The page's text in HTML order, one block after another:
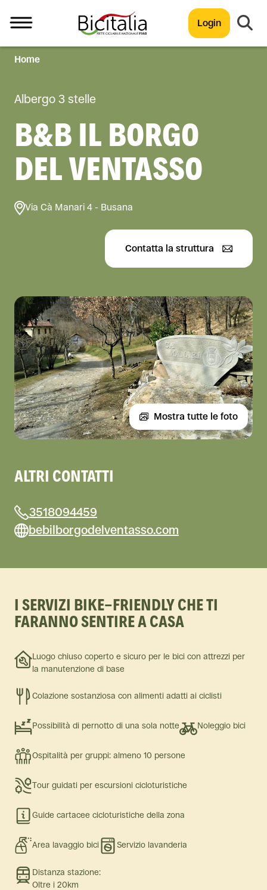
Login
TUTTO
Home
Albergo 3 stelle
B&B IL BORGO
DEL VENTASSO
Via Cà Manari 4 - Busana
Contatta la struttura
Mostra tutte le foto
ALTRI CONTATTI
3518094459
bebilborgodelventasso.com
I SERVIZI BIKE-FRIENDLY CHE TI
FARANNO SENTIRE A CASA
Luogo chiuso coperto e sicuro per le bici con attrezzi per
la manutenzione di base
Colazione sostanziosa con alimenti adatti ai ciclisti
Possibilità di pernotto di una sola notte Noleggio bici
Ospitalità per gruppi: almeno 10 persone
Tour guidati per escursioni cicloturistiche
Guide cartacee cicloturistiche della zona
Area lavaggio bici Servizio lavanderia
Distanza stazione:
Oltre i 20km